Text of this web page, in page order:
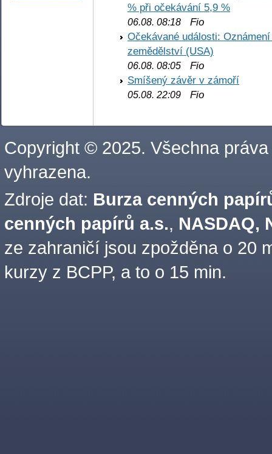
% při očekávání 5,9 %
06.08. 08:18 Fio
Očekávané události:
zemědělství (USA)
06.08. 08:05 Fio
Smíšený závěr v zámoří
05.08. 22:09 Fio
Copyright © 2025. Všechna práva
vyhrazena.
Zdroje dat: Burza cenných
cenných papírů a.s., NASDAQ,
ze zahraničí jsou zpožděna o 20
kurzy z BCPP, a to o 15 min.